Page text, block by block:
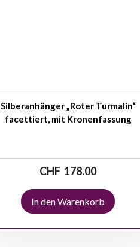
Silberanhänger „Roter Turmalin“
facettiert, mit Kronenfassung
CHF 178.00
In den Warenkorb